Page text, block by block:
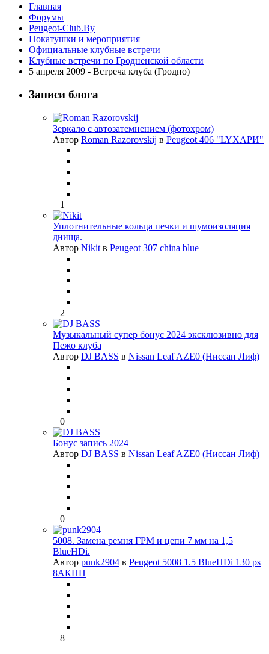
Главная
Форумы
Peugeot-Club.By
Покатушки и мероприятия
Официальные клубные встречи
Клубные встречи по Гродненской области
5 апреля 2009 - Встреча клуба (Гродно)
Записи блога
Зеркало с автозатемнением (фотохром)
Автор Roman Razorovskij в Peugeot 406 "LYХАРИ"
1
Уплотнительные кольца печки и шумоизоляция
днища.
Автор Nikit в Peugeot 307 china blue
2
Музыкальный супер бонус 2024 эксклюзивно для
Пежо клуба
Автор DJ BASS в Nissan Leaf AZE0 (Ниссан Лиф)
0
Бонус запись 2024
Автор DJ BASS в Nissan Leaf AZE0 (Ниссан Лиф)
0
5008. Замена ремня ГРМ и цепи 7 мм на 1,5
BlueHDi.
Автор punk2904 в Peugeot 5008 1.5 BlueHDi 130 ps
8АКПП
8